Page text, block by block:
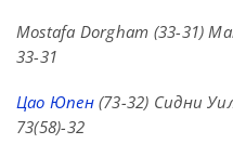
Mostafa Dorgham (33-31)
33-31
Цао Юпен(73-32) Сидни
73(58)-32